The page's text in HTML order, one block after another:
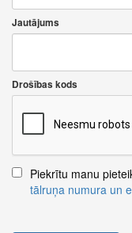
Jautājums
Drošības kods
Piekrītu manu
tālruņa numura un